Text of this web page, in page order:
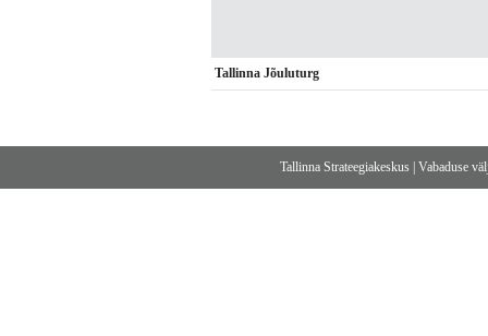
Tallinna Jõuluturg
Tallinna Strateegiakeskus Vabaduse